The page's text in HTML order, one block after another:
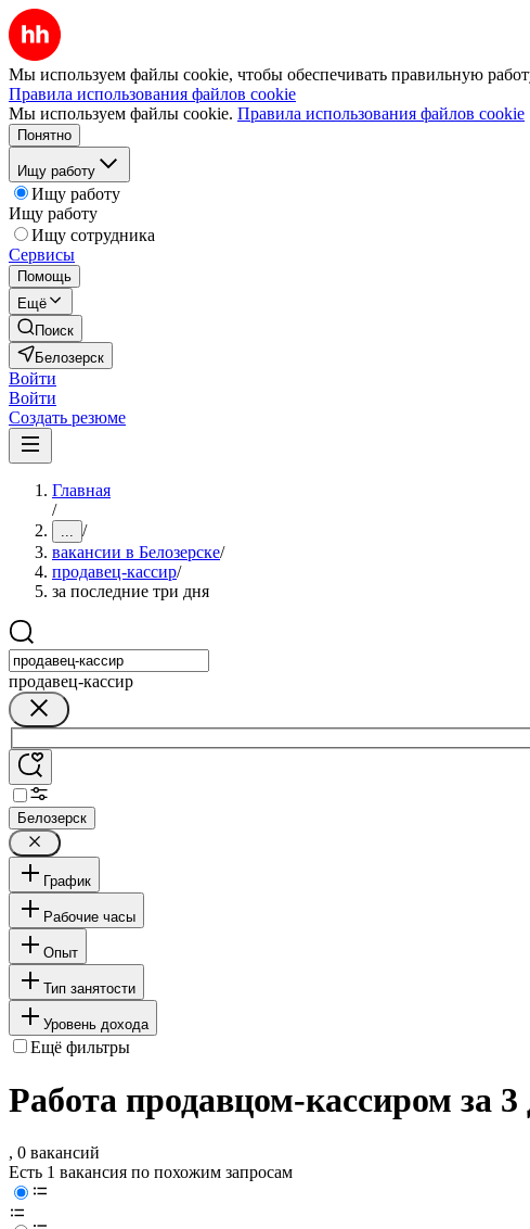
Мы используем файлы cookie, чтобы обеспечивать правильную
Правила использования файлов cookie
Мы используем файлы cookie. Правила использования файлов cookie
Понятно
Ищу работу
Ищу работу
Ищу работу
Ищу сотрудника
Сервисы
Помощь
Ещё
Поиск
Белозерск
Войти
Войти
Создать резюме
Главная
/
... /
вакансии в Белозерске/
продавец-кассир/
за последние три дня
продавец-кассир
Белозерск
График
Рабочие часы
Опыт
Тип занятости
Уровень дохода
Ещё фильтры
Работа продавцом-кассиром за 3
, 0 вакансий
Есть 1 вакансия по похожим запросам